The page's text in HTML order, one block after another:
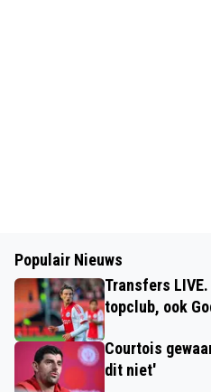
Populair Nieuws
Transfers
topclub, ook
Courtois
dit niet'